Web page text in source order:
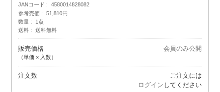
JANコード
4580014828082
参考売価
51,810円
数量
1点
送料
送料無料
販売価格
（単価 × 入数）
会員のみ公開
注文数
ご注文には
ログイン してください